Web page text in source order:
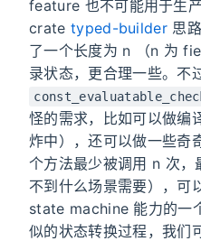
feature 也不可能用于生
crate typed-builder 思
了一个长度为 n （n 为
录状态，更合理一些。不
怪的需求，比如可以做编
炸中），还可以做一些奇
个方法最少被调用 n 次
不到什么场景需要），
state machine 能力的一
似的状态转换过程，我们